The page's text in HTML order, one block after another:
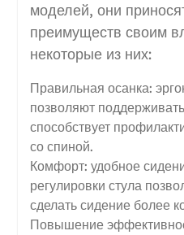
моделей, они
преимуществ своим
некоторые из них:
Правильная осанка:
позволяют
способствует
со спиной.
Комфорт: удобное
регулировки стула
сделать сидение более
Повышение